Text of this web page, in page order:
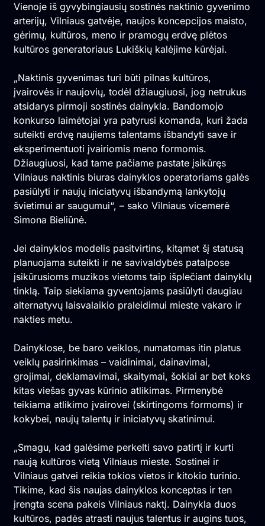
Vienoje iš gyvybingiausių sostinės naktinio gyvenimo
arterijų, Vilniaus gatvėje, naujos koncepcijos maisto,
gėrimų, kultūros, meno ir pramogų erdvę plėtos
kultūros generatoriaus Lukiškių kalėjime kūrėjai.
„Naktinis gyvenimas turi būti pilnas kultūros,
įvairovės ir naujovių, todėl džiaugiuosi, jog netrukus
atsidarys pirmoji sostinės dainykla. Bandomojo
konkurso laimėtojai yra patyrusi komanda, kuri žada
suteikti erdvę naujiems talentams išbandyti save ir
eksperimentuoti įvairiomis meno formomis.
Džiaugiuosi, kad tame pačiame pastate įsikūręs
Vilniaus naktinis biuras dainyklos operatoriams galės
pasiūlyti ir naujų iniciatyvų išbandymą lankytojų
švietimui ar saugumui“, – sako Vilniaus vicemerė
Simona Bieliūnė.
Jei dainyklos modelis pasitvirtins, kitąmet šį statusą
planuojama suteikti ir ne savivaldybės patalpose
įsikūrusioms muzikos vietoms taip išplečiant dainyklų
tinklą. Taip siekiama gyventojams pasiūlyti daugiau
alternatyvų laisvalaikio praleidimui mieste vakaro ir
nakties metu.
Dainyklose, be baro veiklos, numatomas itin platus
veiklų pasirinkimas – vaidinimai, dainavimai,
grojimai, deklamavimai, skaitymai, šokiai ar bet koks
kitas viešas gyvas kūrinio atlikimas. Pirmenybė
teikiama atlikimo įvairovei (skirtingoms formoms) ir
kokybei, naujų talentų ir iniciatyvų skatinimui.
„Smagu, kad galėsime perkelti savo patirtį ir kurti
naują kultūros vietą Vilniaus mieste. Sostinei ir
Vilniaus gatvei reikia tokios vietos ir kitokio turinio.
Tikime, kad šis naujas dainyklos konceptas ir ten
įrengta scena pakeis Vilniaus naktį. Dainykla duos
kultūros, padės atrasti naujus talentus ir augins tuos,